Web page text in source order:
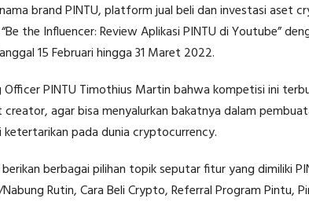
brand PINTU, platform jual beli dan investasi aset
the Influencer: Review Aplikasi PINTU di Youtube”
15 Februari hingga 31 Maret 2022.
PINTU Timothius Martin bahwa kompetisi ini
agar bisa menyalurkan bakatnya dalam
pada dunia cryptocurrency.
berbagai pilihan topik seputar fitur yang dimiliki
Rutin, Cara Beli Crypto, Referral Program Pintu,